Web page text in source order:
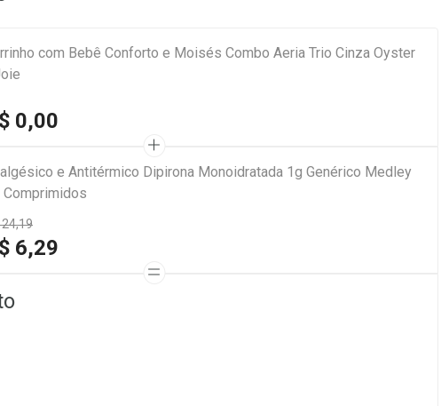
com Bebê Conforto e Moisés Combo Aeria Trio Cinza Oyster
0,00
e Antitérmico Dipirona Monoidratada 1g Genérico Medley
Comprimidos
24,19
6,29